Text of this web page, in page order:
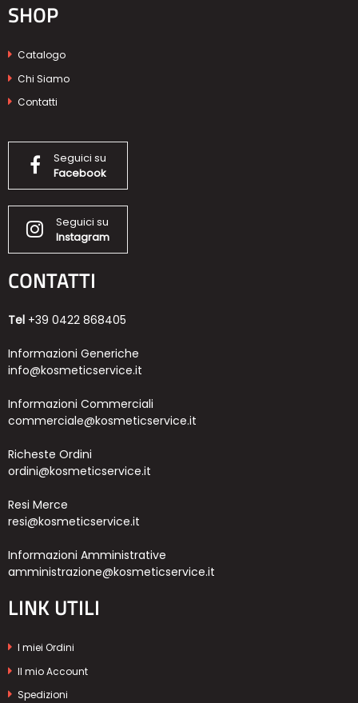
SHOP
Catalogo
Chi Siamo
Contatti
Seguici su
Facebook
Seguici su
Instagram
CONTATTI
Tel +39 0422 868405
Informazioni Generiche
info@kosmeticservice.it
Informazioni Commerciali
commerciale@kosmeticservice.it
Richeste Ordini
ordini@kosmeticservice.it
Resi Merce
resi@kosmeticservice.it
Informazioni Amministrative
amministrazione@kosmeticservice.it
LINK UTILI
I miei Ordini
Il mio Account
Spedizioni